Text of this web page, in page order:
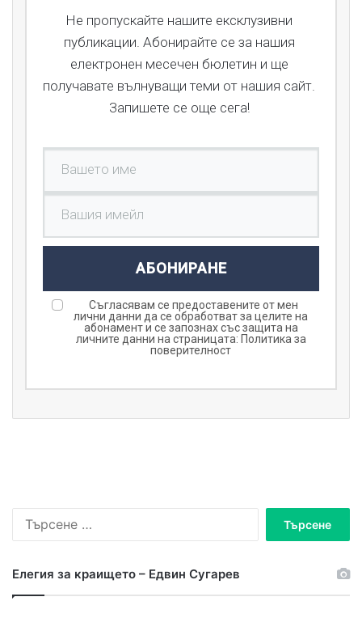
Не пропускайте нашите ексклузивни
публикации. Абонирайте се за нашия
електронен месечен бюлетин и ще
получавате вълнуващи теми от нашия сайт.
Запишете се още сега!
АБОНИРАНЕ
Съгласявам се предоставените от мен
лични данни да се обработват за целите на
абонамент и се запознах със защита на
личните данни на страницата: Политика за
поверителност
Елегия за краището – Едвин Сугарев